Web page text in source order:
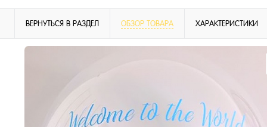
ВЕРНУТЬСЯ В РАЗДЕЛ ОБЗОР ТОВАРА ХАРАКТЕРИСТИКИ